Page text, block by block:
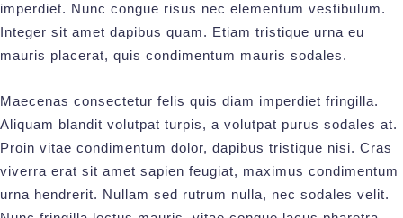
imperdiet. Nunc congue risus nec elementum vestibulum.
Integer sit amet dapibus quam. Etiam tristique urna eu
mauris placerat, quis condimentum mauris sodales.
Maecenas consectetur felis quis diam imperdiet fringilla.
Aliquam blandit volutpat turpis, a volutpat purus sodales at.
Proin vitae condimentum dolor, dapibus tristique nisi. Cras
viverra erat sit amet sapien feugiat, maximus condimentum
urna hendrerit. Nullam sed rutrum nulla, nec sodales velit.